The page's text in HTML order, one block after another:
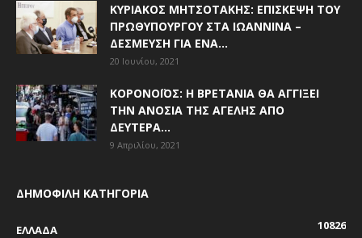
ΚΥΡΙΆΚΟΣ ΜΗΤΣΟΤΆΚΗΣ: ΕΠΊΣΚΕΨΗ ΤΟΥ
ΠΡΩΘΥΠΟΥΡΓΟΎ ΣΤΑ ΙΩΆΝΝΙΝΑ –
ΔΈΣΜΕΥΣΗ ΓΙΑ ΈΝΑ...
20 Ιουνίου, 2021
ΚΟΡΟΝΟΪΌΣ: Η ΒΡΕΤΑΝΊΑ ΘΑ ΑΓΓΊΞΕΙ
ΤΗΝ ΑΝΟΣΊΑ ΤΗΣ ΑΓΈΛΗΣ ΑΠΌ
ΔΕΥΤΈΡΑ...
9 Απριλίου, 2021
ΔΗΜΟΦΙΛΗ ΚΑΤΗΓΟΡΙΑ
ΕΛΛΑΔΑ
10826